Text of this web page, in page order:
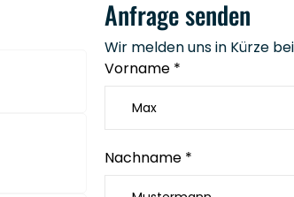
Anfrage senden
Wir melden uns in Kürze
Vorname *
Nachname *